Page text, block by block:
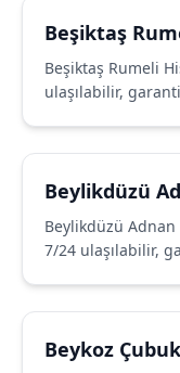
Beşiktaş
Beşiktaş Rumeli
ulaşılabilir,
Beylikdüzü
Beylikdüzü
7/24 ulaşılabilir,
Beykoz